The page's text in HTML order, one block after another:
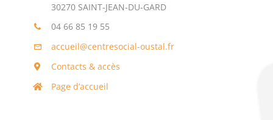
30270 SAINT-JEAN-DU-GARD
04 66 85 19 55
accueil@centresocial-oustal.fr
Contacts & accès
Page d’accueil